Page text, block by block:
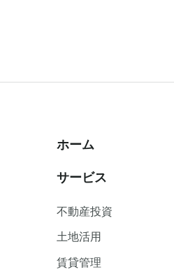
ホーム
サービス
不動産投資
⼟地活⽤
賃貸管理